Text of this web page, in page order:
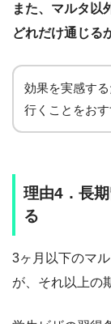
また、マルタ以
どれだけ通じる
効果を実感す
行くことをおす
理由4．長
る
3ヶ月以下のマ
が、それ以上の